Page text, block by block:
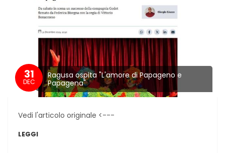
31
DEC
Ragusa ospita "L'amore di Papageno e
Papagena"
Vedi l'articolo originale <---
LEGGI